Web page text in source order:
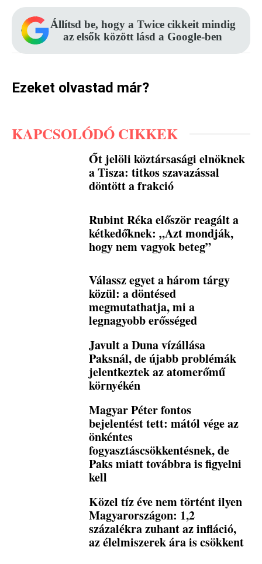
Állítsd be, hogy a Twice cikkeit mindig
az elsők között lásd a Google-ben
Ezeket olvastad már?
KAPCSOLÓDÓ CIKKEK
Őt jelöli köztársasági elnöknek
a Tisza: titkos szavazással
döntött a frakció
Rubint Réka először reagált a
kétkedőknek: „Azt mondják,
hogy nem vagyok beteg”
Válassz egyet a három tárgy
közül: a döntésed
megmutathatja, mi a
legnagyobb erősséged
Javult a Duna vízállása
Paksnál, de újabb problémák
jelentkeztek az atomerőmű
környékén
Magyar Péter fontos
bejelentést tett: mától vége az
önkéntes
fogyasztáscsökkentésnek, de
Paks miatt továbbra is figyelni
kell
Közel tíz éve nem történt ilyen
Magyarországon: 1,2
százalékra zuhant az infláció,
az élelmiszerek ára is csökkent